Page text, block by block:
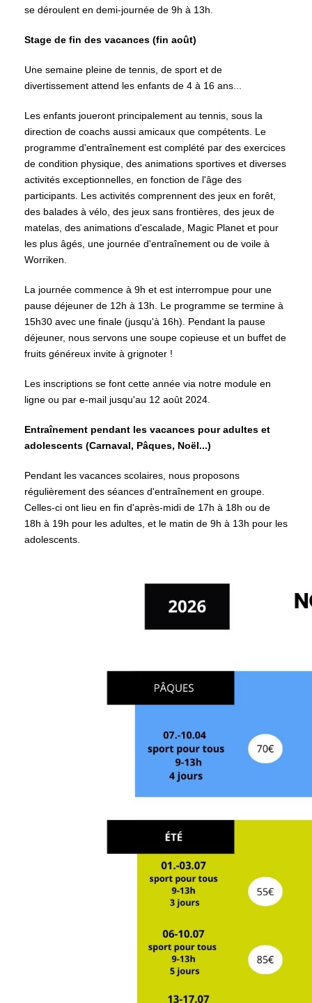
se déroulent en demi-journée de 9h à 13h.
Stage de fin des vacances (fin août)
Une semaine pleine de tennis, de sport et de
divertissement attend les enfants de 4 à 16 ans...
Les enfants joueront principalement au tennis, sous la
direction de coachs aussi amicaux que compétents. Le
programme d'entraînement est complété par des exercices
de condition physique, des animations sportives et diverses
activités exceptionnelles, en fonction de l'âge des
participants. Les activités comprennent des jeux en forêt,
des balades à vélo, des jeux sans frontières, des jeux de
matelas, des animations d'escalade, Magic Planet et pour
les plus âgés, une journée d'entraînement ou de voile à
Worriken.
La journée commence à 9h et est interrompue pour une
pause déjeuner de 12h à 13h. Le programme se termine à
15h30 avec une finale (jusqu'à 16h). Pendant la pause
déjeuner, nous servons une soupe copieuse et un buffet de
fruits généreux invite à grignoter !
Les inscriptions se font cette année via notre module en
ligne ou par e-mail jusqu'au 12 août 2024.
Entraînement pendant les vacances pour adultes et
adolescents (Carnaval, Pâques, Noël...)
Pendant les vacances scolaires, nous proposons
régulièrement des séances d'entraînement en groupe.
Celles-ci ont lieu en fin d'après-midi de 17h à 18h ou de
18h à 19h pour les adultes, et le matin de 9h à 13h pour les
adolescents.